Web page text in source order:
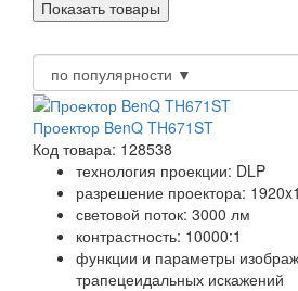
Проектор BenQ TH671ST
Код товара: 128538
технология проекции: DLP
разрешение проектора:
световой поток: 3000 лм
контрастность: 10000:1
функции и параметры
трапецеидальных искажений